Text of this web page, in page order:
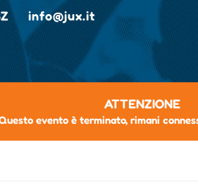
info@jux.it
ATTENZIONE
evento è terminato, rimani